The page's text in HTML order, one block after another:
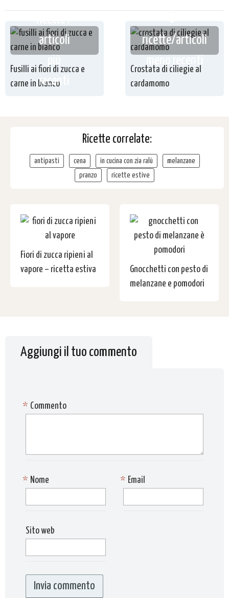
articoli
recenti
Fusilli ai fiori di zucca e
carne in bianco
ricette/articoli
Crostata di ciliegie al
cardamomo
Ricette correlate:
antipasti cena in cucina con zia ralù
melanzane
pranzo
ricette estive
Fiori di zucca ripieni al
vapore – ricetta estiva
Gnocchetti con pesto di
melanzane e pomodori
Aggiungi il tuo commento
Commento
*
Nome
* Email
*
Sito web